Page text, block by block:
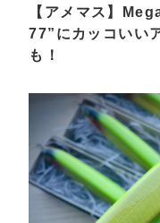
【アメマス】
77”にカッコいい
も！